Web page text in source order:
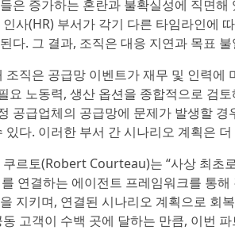
은 증가하는 혼란과 불확실성에 직면
사(HR) 부서가 각기 다른 타임라인에
다. 그 결과, 조직은 대응 지연과 목표
조직은 공급망 이벤트가 재무 및 인력
요 노동력, 생산 옵션을 종합적으로 검
공급업체의 공급망에 문제가 발생할
있다. 이러한 부서 간 시나리오 계획은
르토(Robert Courteau)는 “사상 최초
연결하는 에이전트 프레임워크를 통
지키며, 연결된 시나리오 계획으로 회
고객이 수백 곳에 달하는 만큼, 이번